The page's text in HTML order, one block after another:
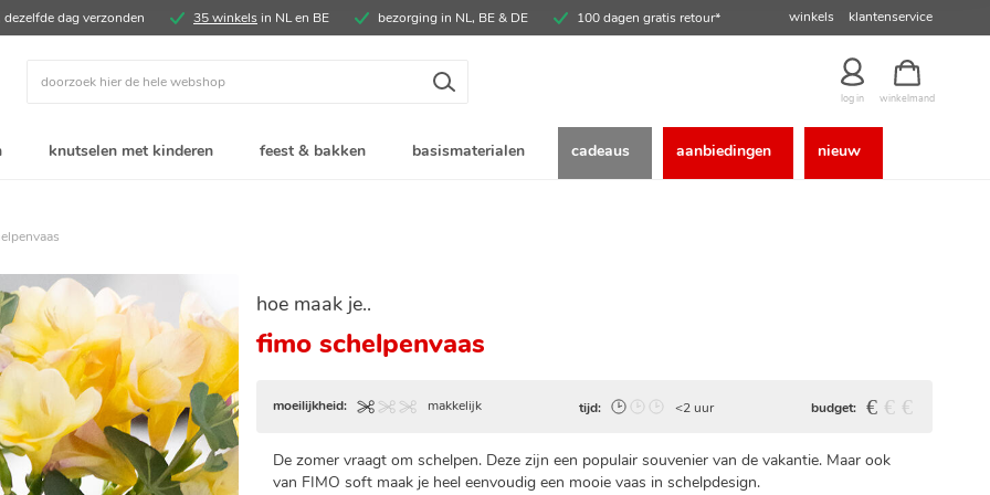
winkels klantenservice
dag verzonden 35 winkels in NL en BE bezorging in NL, BE & DE 100 dagen gratis retour*
log in winkelmand
knutselen met kinderen feest & bakken basismaterialen cadeaus aanbiedingen nieuw
Zoek
hoe maak je..
fimo schelpenvaas
moeilijkheid: makkelijk tijd: <2 uur budget:
De zomer vraagt om schelpen. Deze zijn een populair souvenier van de vakantie. Maar ook
van FIMO soft maak je heel eenvoudig een mooie vaas in schelpdesign.